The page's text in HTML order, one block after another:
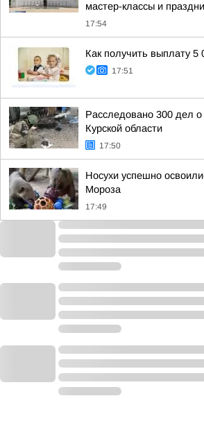
мастер-классы и
17:54
Как получить выплату 5
17:51
Расследовано 300 дел
Курской области
17:50
Носухи успешно
Мороза
17:49